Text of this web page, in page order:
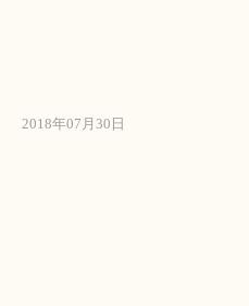
2018年07月30日